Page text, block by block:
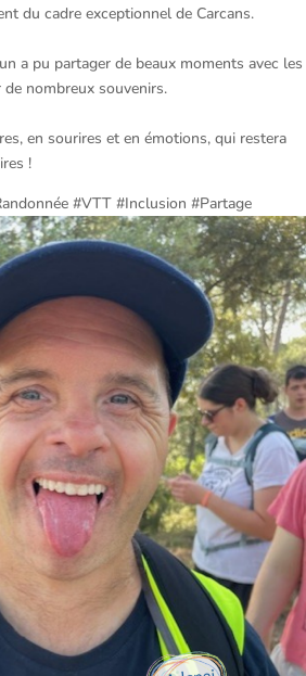
du cadre exceptionnel de Carcans.
a pu partager de beaux moments avec les
nombreux souvenirs.
en sourires et en émotions, qui restera
!
#VTT #Inclusion #Partage